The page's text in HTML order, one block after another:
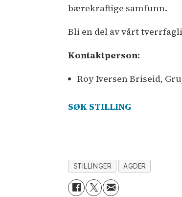
bærekraftige samfunn.
Bli en del av vårt
Kontaktperson:
Roy Iversen Briseid,
SØK STILLING
STILLINGER AGDER